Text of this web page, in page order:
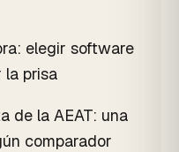
elegir software
la prisa
de la AEAT: una
comparador